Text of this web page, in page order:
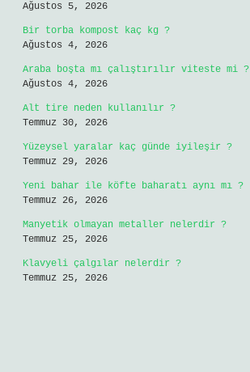
Ağustos 5, 2026
Bir torba kompost kaç kg ?
Ağustos 4, 2026
Araba boşta mı çalıştırılır viteste mi ?
Ağustos 4, 2026
Alt tire neden kullanılır ?
Temmuz 30, 2026
Yüzeysel yaralar kaç günde iyileşir ?
Temmuz 29, 2026
Yeni bahar ile köfte baharatı aynı mı ?
Temmuz 26, 2026
Manyetik olmayan metaller nelerdir ?
Temmuz 25, 2026
Klavyeli çalgılar nelerdir ?
Temmuz 25, 2026